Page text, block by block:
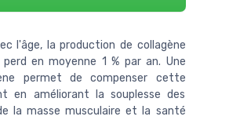
l'âge, la production de collagène
en moyenne 1 % par an. Une
permet de compenser cette
en améliorant la souplesse des
la masse musculaire et la santé